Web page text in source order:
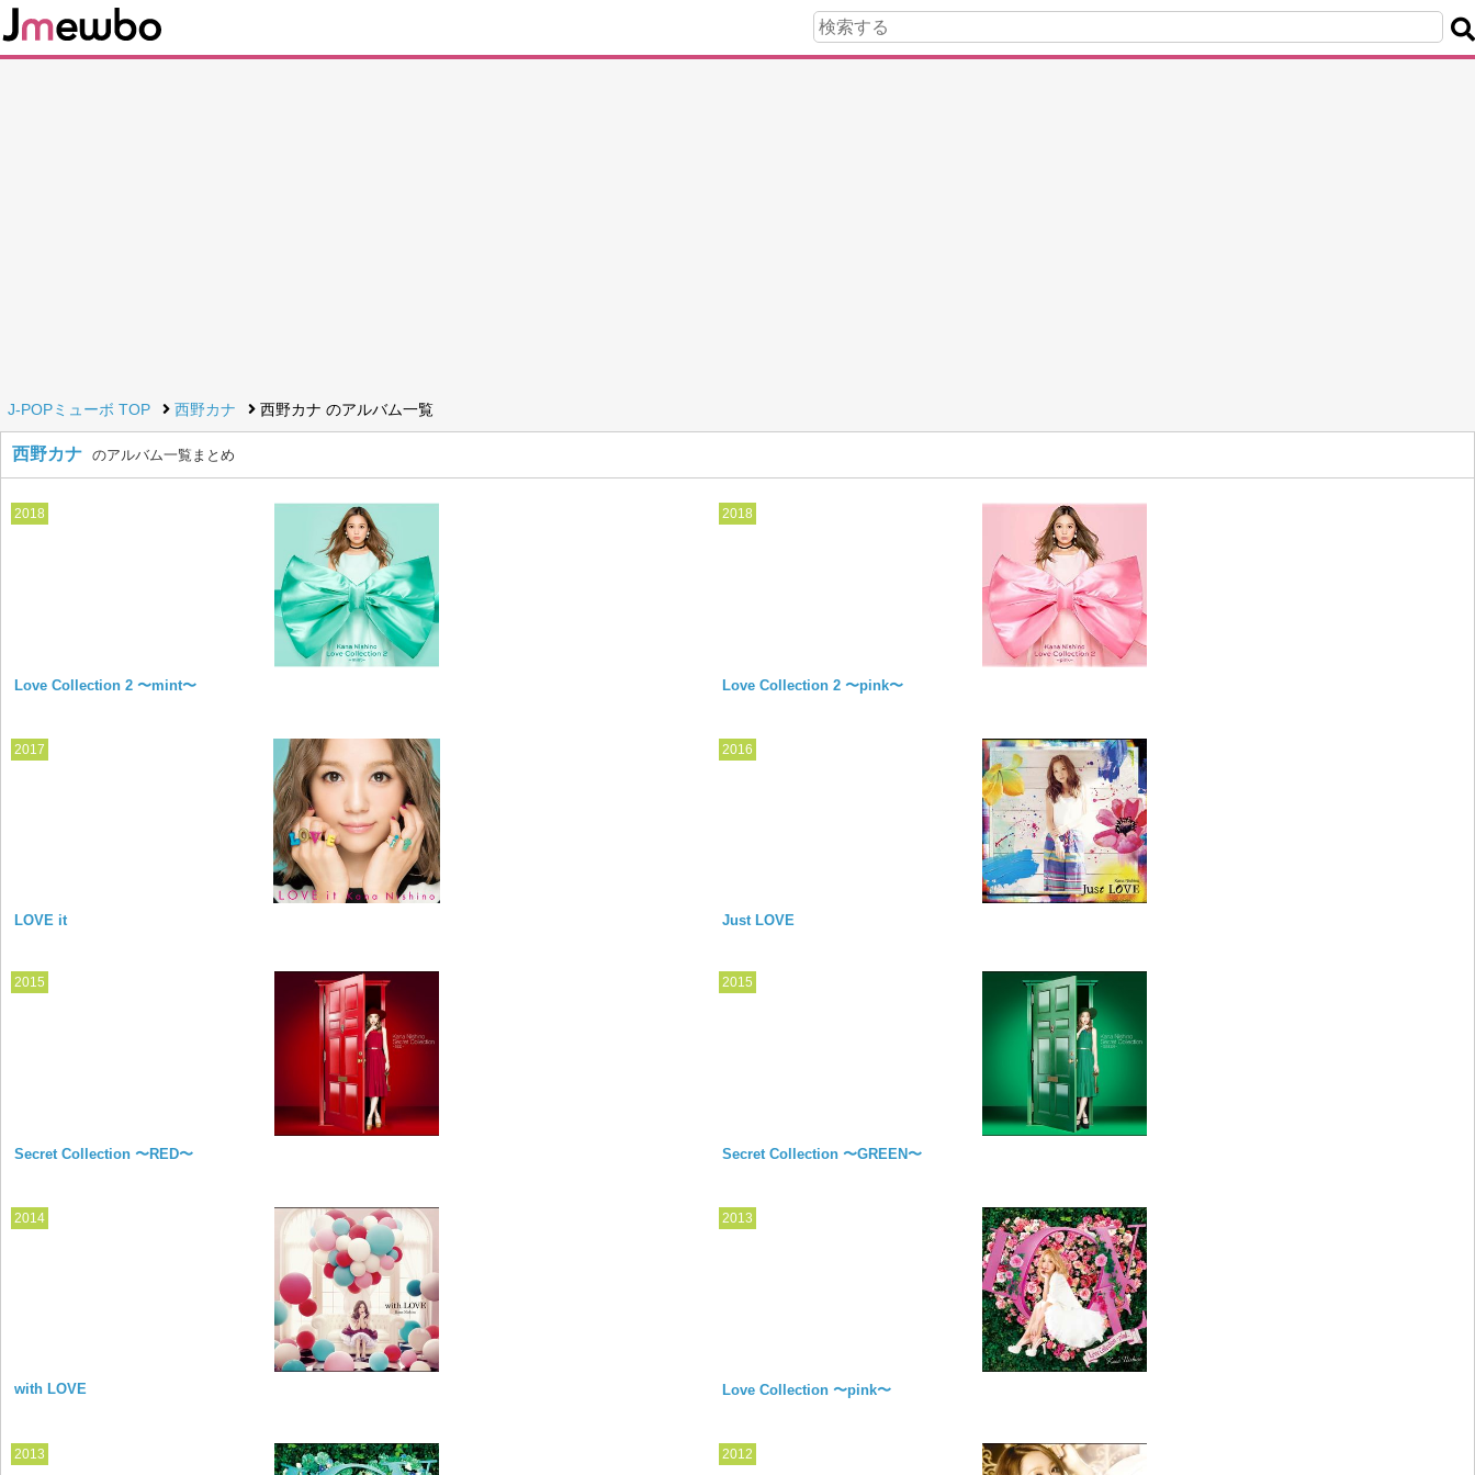
J-POPミューボ TOP 西野カナ 西野カナ のアルバム一覧
西野カナ のアルバム一覧まとめ
2018
Love Collection 2 〜mint〜
2018
Love Collection 2 〜pink〜
2017
LOVE it
2016
Just LOVE
2015
Secret Collection 〜RED〜
2015
Secret Collection 〜GREEN〜
2014
with LOVE
2013
Love Collection 〜pink〜
2013 2012